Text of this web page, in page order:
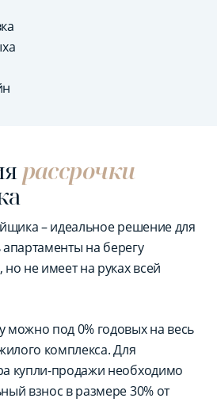
рассрочки
– идеальное решение для
апартаменты на берегу
не имеет на руках всей
можно под 0% годовых на весь
комплекса. Для
купли-продажи необходимо
взнос в размере 30% от